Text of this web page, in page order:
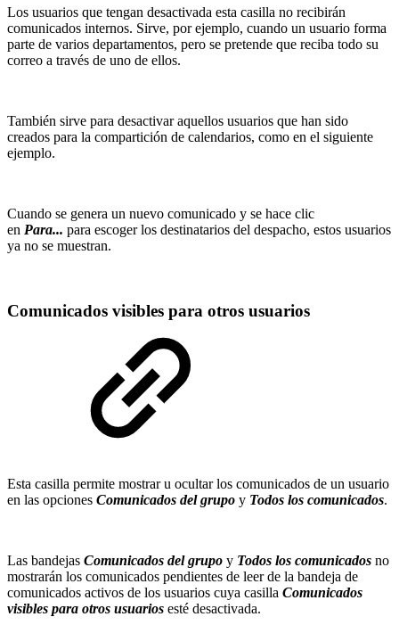
Los usuarios que tengan desactivada esta casilla no recibirán
comunicados internos. Sirve, por ejemplo, cuando un usuario forma
parte de varios departamentos, pero se pretende que reciba todo su
correo a través de uno de ellos.
También sirve para desactivar aquellos usuarios que han sido
creados para la compartición de calendarios, como en el siguiente
ejemplo.
Cuando se genera un nuevo comunicado y se hace clic
en Para... para escoger los destinatarios del despacho, estos usuarios
ya no se muestran.
Comunicados visibles para otros usuarios
Esta casilla permite mostrar u ocultar los comunicados de un usuario
en las opciones Comunicados del grupo y Todos los comunicados.
Las bandejas Comunicados del grupo y Todos los comunicados no
mostrarán los comunicados pendientes de leer de la bandeja de
comunicados activos de los usuarios cuya casilla Comunicados
visibles para otros usuarios esté desactivada.